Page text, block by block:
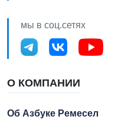
мы в соц.сетях
О КОМПАНИИ
Об Азбуке Ремесел